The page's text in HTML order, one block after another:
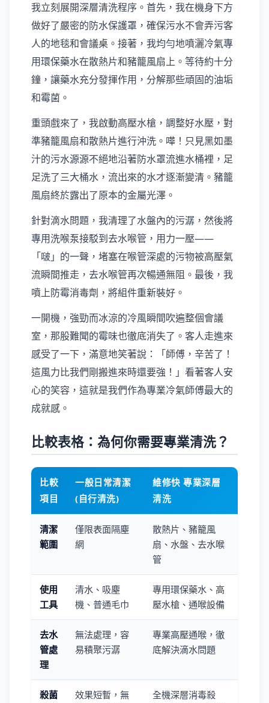
我立刻展開深層清洗程序。首先，我在機身下方
做好了嚴密的防水保護罩，確保污水不會弄污客
人的地毯和會議桌。接著，我均勻地噴灑冷氣專
用環保藥水在散熱片和豬籠風扇上。等待約十分
鐘，讓藥水充分發揮作用，分解那些頑固的油垢
和霉菌。
重頭戲來了，我啟動高壓水槍，調整好水壓，對
準豬籠風扇和散熱片進行沖洗。嘩！只見黑如墨
汁的污水源源不絕地沿著防水罩流進水桶裡，足
足洗了三大桶水，流出來的水才逐漸變清。豬籠
風扇終於露出了原本的金屬光澤。
針對滴水問題，我清理了水盤內的污潺，然後將
專用洗喉泵接駁到去水喉管，用力一壓——
「啵」的一聲，堵塞在喉管深處的污物被高壓氣
流瞬間推走，去水喉管再次暢通無阻。最後，我
噴上防霉消毒劑，將組件重新裝好。
一開機，強勁而冰涼的冷風瞬間吹遍整個會議
室，那股難聞的霉味也徹底消失了。客人走進來
感受了一下，滿意地笑著說：「師傅，辛苦了！
這風力比我們剛搬進來時還要強！」看著客人安
心的笑容，這就是我們作為專業冷氣師傅最大的
成就感。
比較表格：為何你需要專業清洗？
比較
項目
一般日常清潔
(自行清洗)
維修快 專業深層
清洗
清潔
範圍
僅限表面隔塵
網
散熱片、豬籠風
扇、水盤、去水喉
管
使用
工具
清水、吸塵
機、普通毛巾
專用環保藥水、高
壓水槍、通喉設備
去水
管處
理
無法處理，容
易積聚污潺
專業高壓通喉，徹
底解決滴水問題
殺菌
效果短暫，無
全機深層消毒殺